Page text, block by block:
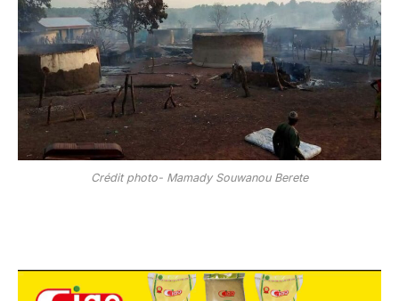
Crédit photo- Mamady Souwanou Berete